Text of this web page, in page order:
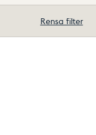
Rensa filter